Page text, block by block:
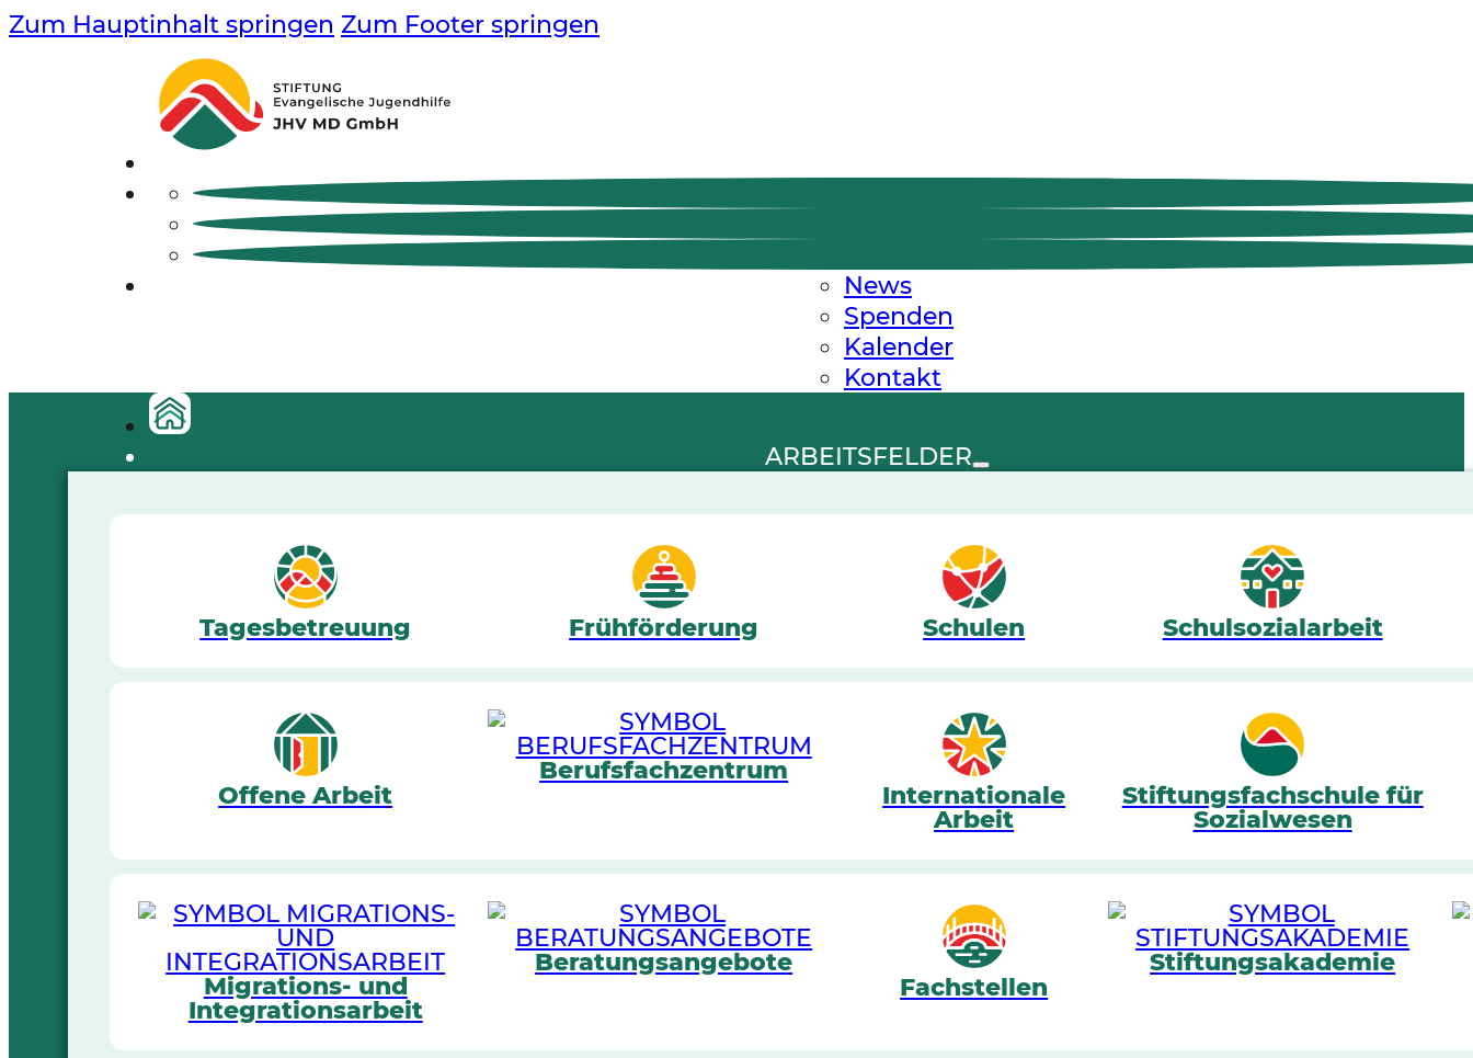
Zum Hauptinhalt springen Zum Footer springen
News
Spenden
Kalender
Kontakt
ARBEITSFELDER
Tagesbetreuung Frühförderung Schulen Schulsozialarbeit
Offene Arbeit
Berufsfachzentrum
Internationale
Arbeit
Stiftungsfachschule für
Sozialwesen
Migrations- und
Integrationsarbeit
Beratungsangebote
Fachstellen
Stiftungsakademie